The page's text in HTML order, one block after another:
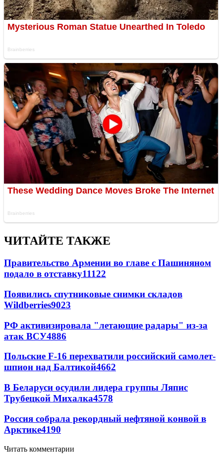
ЧИТАЙТЕ ТАКЖЕ
Правительство Армении во главе с Пашиняном
подало в отставку11122
Появились спутниковые снимки складов
Wildberries9023
РФ активизировала "летающие радары" из-за
атак ВСУ4886
Польские F-16 перехватили российский самолет-
шпион над Балтикой4662
В Беларуси осудили лидера группы Ляпис
Трубецкой Михалка4578
Россия собрала рекордный нефтяной конвой в
Арктике4190
Читать комментарии